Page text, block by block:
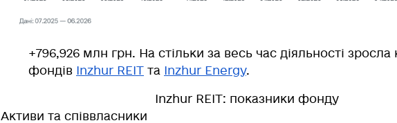
+796,926 млн грн. На стільки за весь час діяльності зросла
фондів Inzhur REIT та Inzhur Energy.
Inzhur REIT: показники фонду
Активи та співвласники